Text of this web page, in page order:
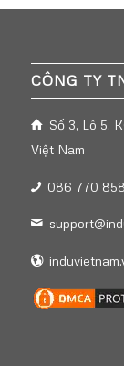
CÔNG TY
Số 3, Lô 5,
Việt Nam
086 770